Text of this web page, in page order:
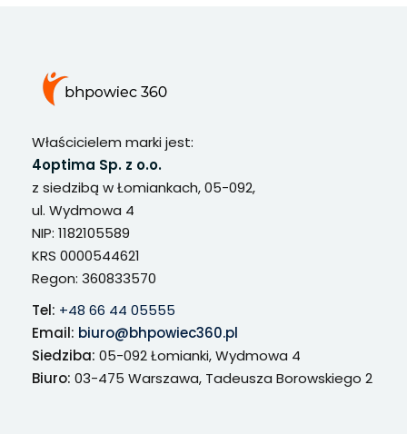
Właścicielem marki jest:
4optima Sp. z o.o.
z siedzibą w Łomiankach, 05-092,
ul. Wydmowa 4
NIP: 1182105589
KRS 0000544621
Regon: 360833570
Tel: +48 66 44 05555
Email: biuro@bhpowiec360.pl
Siedziba: 05-092 Łomianki, Wydmowa 4
Biuro: 03-475 Warszawa, Tadeusza Borowskiego 2